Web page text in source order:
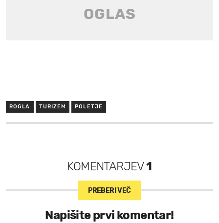
ROGLA TURIZEM POLETJE
KOMENTARJEV1
PREBERI VEČ
Napišite prvi komentar!